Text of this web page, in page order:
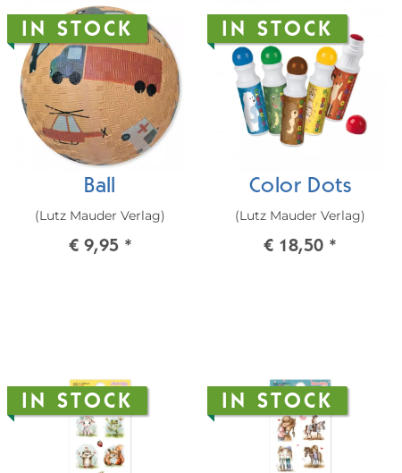
IN STOCK
Ball
(Lutz Mauder Verlag)
€ 9,95 *
IN STOCK
Color Dots
(Lutz Mauder Verlag)
€ 18,50 *
IN STOCK IN STOCK